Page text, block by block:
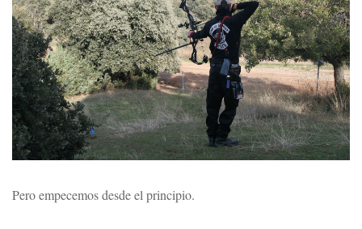
Pero empecemos desde el principio.